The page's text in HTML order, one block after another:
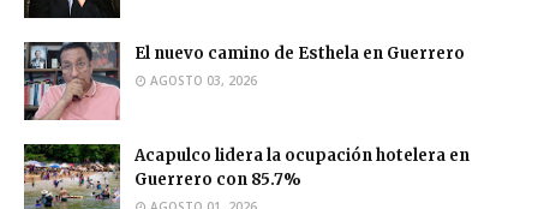
El nuevo camino de Esthela en Guerrero
AGOSTO 03, 2026
Acapulco lidera la ocupación hotelera en
Guerrero con 85.7%